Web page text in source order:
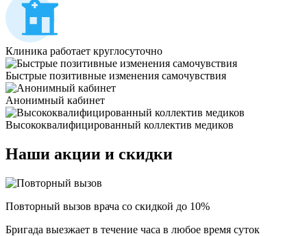
Клиника работает круглосуточно
Быстрые позитивные изменения самочувствия
Анонимный кабинет
Высококвалифицированный коллектив медиков
Наши акции и скидки
Повторный вызов врача со скидкой до 10%
Бригада выезжает в течение часа в любое время суток